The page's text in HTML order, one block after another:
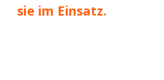
sie im Einsatz.